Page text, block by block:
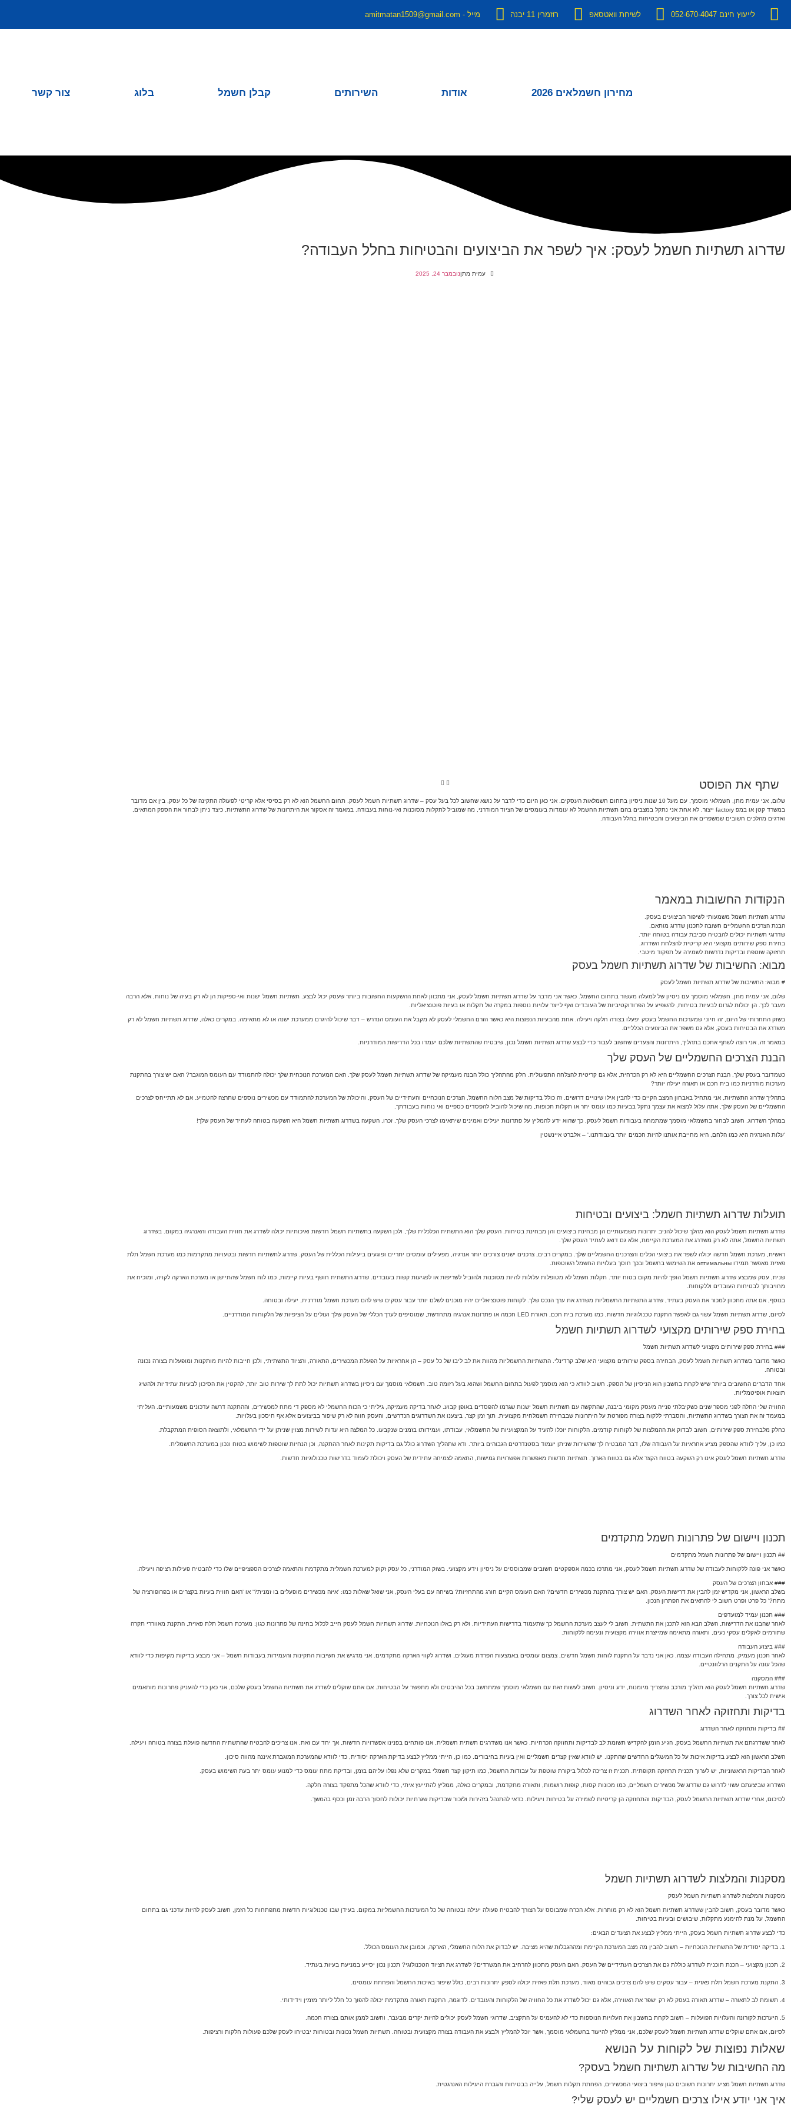
לייעוץ חינם 052-670-4047 לשיחת וואטסאפ רוזמרין 11 יבנה מייל - amitmatan1509@gmail.com
מחירון חשמלאים 2026 אודות השירותים קבלן חשמל בלוג צור קשר
שדרוג תשתיות חשמל לעסק: איך לשפר את הביצועים והבטיחות בחלל העבודה?
עמית מתןנובמבר 24, 2025
שתף את הפוסט
שלום, אני עמית מתן, חשמלאי מוסמך, עם מעל 10 שנות ניסיון בתחום חשמלאות העסקים. אני כאן היום כדי לדבר על נושא שחשוב לכל בעל עסק – שדרוג תשתיות חשמל לעסק. תחום החשמל הוא לא רק בסיסי אלא קריטי לפעולה התקינה של כל עסק, בין אם מדובר
במשרד קטן או במפ factory ייצור. לא אחת אני נתקל במצבים בהם תשתיות החשמל לא עומדות בעומסים של הציוד המודרני, מה שמוביל לתקלות מסוכנות ואי-נוחות בעבודה. במאמר זה אסקור את היתרונות של שדרוג התשתיות, כיצד ניתן לבחור את הספק המתאים,
ואדגים מהלכים חשובים שמשפרים את הביצועים והבטיחות בחלל העבודה.
הנקודות החשובות במאמר
שדרוג תשתיות חשמל משמעותי לשיפור הביצועים בעסק.
הבנת הצרכים החשמליים חשובה לתכנון שדרוג מותאם.
שדרוגי תשתיות יכולים להבטיח סביבת עבודה בטוחה יותר.
בחירת ספק שירותים מקצועי היא קריטית להצלחת השדרוג.
תחזוקה שוטפת ובדיקות נדרשות לשמירה על תפקוד מיטבי.
מבוא: החשיבות של שדרוג תשתיות חשמל בעסק
# מבוא: החשיבות של שדרוג תשתיות חשמל לעסק
שלום, אני עמית מתן, חשמלאי מוסמך עם ניסיון של למעלה מעשור בתחום החשמל. כאשר אני מדבר על שדרוג תשתיות חשמל לעסק, אני מתכוון לאחת ההשקעות החשובות ביותר שעסק יכול לבצע. תשתיות חשמל ישנות ואי-ספיקות הן לא רק בעיה של נוחות, אלא הרבה
מעבר לכך. הן יכולות לגרום לבעיות בטיחות, להשפיע על הפרודוקטיביות של העובדים ואף לייצר עלויות נוספות במקרה של תקלות או בעיות פוטנציאליות.
בשוק התחרותי של היום, זה חיוני שמערכות החשמל בעסק יפעלו בצורה חלקה ויעילה. אחת מהבעיות הנפוצות היא כאשר הזרם החשמלי לעסק לא מקבל את העומס הנדרש – דבר שיכול להיגרם ממערכת ישנה או לא מתאימה. במקרים כאלה, שדרוג תשתיות חשמל לא רק
משדרג את הבטיחות בעסק, אלא גם משפר את הביצועים הכלליים.
במאמר זה, אני רוצה לשתף אתכם בתהליך, היתרונות והצעדים שחשוב לעבור כדי לבצע שדרוג תשתיות חשמל נכון, שיבטיח שהתשתיות שלכם יעמדו בכל הדרישות המודרניות.
הבנת הצרכים החשמליים של העסק שלך
כשמדובר בעסק שלך, הבנת הצרכים החשמליים היא לא רק הכרחית, אלא גם קריטית להצלחה התפעולית. חלק מהתהליך כולל הבנה מעמיקה של שדרוג תשתיות חשמל לעסק שלך. האם המערכת הנוכחית שלך יכולה להתמודד עם העומס המוגבר? האם יש צורך בהתקנת
מערכות מודרניות כמו בית חכם או תאורה יעילה יותר?
בתהליך שדרוג התשתיות, אני מתחיל באבחון המצב הקיים כדי להבין אילו שינויים דרושים. זה כולל בדיקות של מצב הלוח החשמל, הצרכים הנוכחיים והעתידיים של העסק, והיכולת של המערכת להתמודד עם מכשירים נוספים שתרצה להטמיע. אם לא תתייחס לצרכים
החשמליים של העסק שלך, אתה עלול למצוא את עצמך נתקל בבעיות כמו עומס יתר או תקלות תכופות, מה שיכול להוביל להפסדים כספיים ואי נוחות בעבודתך.
במהלך השדרוג, חשוב לבחור בחשמלאי מוסמך שמתמחה בעבודות חשמל לעסק, כך שהוא ידע להמליץ על פתרונות יעילים ואמינים שיתאימו לצרכי העסק שלך. זכרו, השקעה בשדרוג תשתיות חשמל היא השקעה בטוחה לעתיד של העסק שלך!
'עלות האנרגיה היא כמו הלחם, היא מחייבת אותנו להיות חכמים יותר בעבודתנו.' – אלברט איינשטין
תועלות שדרוג תשתיות חשמל: ביצועים ובטיחות
שדרוג תשתיות חשמל לעסק הוא מהלך שיכול להניב יתרונות משמעותיים הן מבחינת ביצועים והן מבחינת בטיחות. העסק שלך הוא התשתית הכלכלית שלך, ולכן השקעה בתשתיות חשמל חדשות ואיכותיות יכולה לשדרג את חווית העבודה והאנרגיה במקום. בשדרוג
תשתיות החשמל, אתה לא רק משדרג את המערכת הקיימת, אלא גם דואג לעתיד העסק שלך.
ראשית, מערכת חשמל חדשה יכולה לשפר את ביצועי הכלים והצרכנים החשמליים שלך. במקרים רבים, צרכנים ישנים צורכים יותר אנרגיה, מפעילים עומסים יתריים ופוגעים ביעילות הכללית של העסק. שדרוג לתשתיות חדשות ובטעויות מתקדמות כמו מערכת חשמל תלת
פאזית מאפשר תמידו оптимальны את השימוש בחשמל ובכך חוסך בעלויות החשמל השוטפות.
שנית, עסק שמבצע שדרוג תשתיות חשמל הופך להיות מקום בטוח יותר. תקלות חשמל לא מטופלות עלולות להיות מסוכנות ולהוביל לשריפות או לפגיעות קשות בעובדים. שדרוג התשתית חושף בעיות קיימות, כמו לוח חשמל שהתיישן או מערכת הארקה לקויה, ומוכיח את
מחויבותך לבטיחות העובדים וללקוחות.
בנוסף, אם אתה מתכוון למכור את העסק בעתיד, שדרוג התשתיות החשמליות משדרג את ערך הנכס שלך. לקוחות פוטנציאליים יהיו מוכנים לשלם יותר עבור עסקים שיש להם מערכת חשמל מודרנית, יעילה ובטוחה.
לסיום, שדרוג תשתיות חשמל עשוי גם לאפשר התקנת טכנולוגיות חדשות, כמו מערכת בית חכם, תאורת LED חכמה או פתרונות אנרגיה מתחדשת, שמוסיפים לערך הכללי של העסק שלך ועולים על הציפיות של הלקוחות המודרניים.
בחירת ספק שירותים מקצועי לשדרוג תשתיות חשמל
### בחירת ספק שירותים מקצועי לשדרוג תשתיות חשמל
כאשר מדובר בשדרוג תשתיות חשמל לעסק, הבחירה בספק שירותים מקצועי היא שלב קרדינלי. התשתיות החשמליות מהוות את לב ליבו של כל עסק – הן אחראיות על הפעלת המכשירים, התאורה, והציוד התשתיתי, ולכן חייבות להיות מותקנות ומופעלות בצורה נכונה
ובטוחה.
אחד הדברים החשובים ביותר שיש לקחת בחשבון הוא הניסיון של הספק. חשוב לוודא כי הוא מוסמך לפעול בתחום החשמל ושהוא בעל רזומה טוב. חשמלאי מוסמך עם ניסיון בשדרוג תשתיות יכול לתת לך שירות טוב יותר, להקטין את הסיכון לבעיות עתידיות ולהשיג
תוצאות אופיטמליות.
החוויה שלי החלה לפני מספר שנים כשקיבלתי פנייה מעסק מקומי ביבנה, שהתקשה עם תשתיות חשמל ישנות שגרמו להפסדים באופן קבוע. לאחר בדיקה מעמיקה, גיליתי כי הכוח החשמלי לא מספק די מתח למכשירים, וההתקנה דרשה עדכונים משמעותיים. העליתי
במעמד זה את הצורך בשדרוג התשתיות, והסברתי ללקוח בצורה מפורטת על היתרונות שבבחירה חשמלחית מקצועית. תוך זמן קצר, ביצענו את השדרוגים הנדרשים, והעסק חווה לא רק שיפור בביצועים אלא אף חיסכון בעלויות.
כחלק מלבחירת ספק שירותים, חשוב לבדוק את ההמלצות של לקוחות קודמים. הלקוחות יוכלו להעיד על המקצועיות של החשמלאי, עבודתו, ועמידותו בזמנים שנקבעו. כל המלצה היא עדות לשירות מצוין שניתן על ידי החשמלאי, ולתוצאה הסופית המתקבלת.
כמו כן, עליך לוודא שהספק מציע אחראיות על העבודה שלו, דבר המבטיח לך שהשירות שניתן יעמוד בסטנדרטים הגבוהים ביותר. ודא שתהליך השדרוג כולל גם בדיקות תקינות לאחר ההתקנה, וכן הנחיות שוטפות לשימוש בטוח ונכון במערכת החשמלית.
שדרוג תשתיות חשמל לעסק אינו רק השקעה בטווח הקצר אלא גם בטווח הארוך. תשתיות חדשות מאפשרות אפשרויות גמישות, התאמה לצמיחה עתידית של העסק ויכולת לעמוד בדרישות טכנולוגיות חדשות.
תכנון ויישום של פתרונות חשמל מתקדמים
## תכנון ויישום של פתרונות חשמל מתקדמים
כאשר אני פונה ללקוחות לעבודה של שדרוג תשתיות חשמל לעסק, אני מתרכז בכמה אספקטים חשובים שמבוססים על ניסיון וידע מקצועי. בשוק המודרני, כל עסק זקוק למערכת חשמלית מתקדמת והתאמה לצרכים הספציפיים שלו כדי להבטיח פעילות רציפה ויעילה.
### אבחון הצרכים של העסק
בשלב הראשון, אני מקדיש זמן להבין את דרישות העסק. האם יש צורך בהתקנת מכשירים חדשים? האם העומס הקיים חורג מהתחזיות? בשיחה עם בעלי העסק, אני שואל שאלות כמו: 'איזה מכשירים מופעלים בו זמנית?' או 'האם חווית בעיות בקצרים או בפרופורציה של
מתח?' כל פרט ופרט חשוב לי להתאים את הפתרון הנכון.
### תכנון עמיד למועדפים
לאחר שהבנו את הדרישות, השלב הבא הוא לתכנן את התשתית. חשוב לי לעצב מערכת החשמל כך שתעמוד בדרישות העתידיות, ולא רק באלו הנוכחיות. שדרוג תשתיות חשמל לעסק חייב לכלול בחינה של פתרונות כגון: מערכת חשמל תלת פאזית, התקנת מאווררי תקרה
שתורמים לאקלים עסקי נעים, ותאורה מתאימה שמייצרת אווירה מקצועית ונעימה ללקוחות.
### ביצוע העבודה
לאחר תכנון מעמיק, מתחילה העבודה עצמה. כאן אני נדבר על התקנת לוחות חשמל חדשים, צמצום עומסים באמצעות הפרדת מעגלים, ושדרוג לקווי הארקה מתקדמים. אני מדגיש את חשיבות התקינות והעמידות בעבודות חשמל – אני מבצע בדיקות מקיפות כדי לוודא
שהכל עונה על התקנים הרלוונטיים.
### המסקנה
שדרוג תשתיות חשמל לעסק הוא תהליך מורכב שמצריך מיומנות, ידע וניסיון. חשוב לעשות זאת עם חשמלאי מוסמך שמתחשב בכל ההיבטים ולא מתפשר על הבטיחות. אם אתם שוקלים לשדרג את תשתיות החשמל בעסק שלכם, אני כאן כדי להעניק פתרונות מותאמים
אישית לכל צורך.
בדיקות ותחזוקה לאחר השדרוג
## בדיקות ותחזוקה לאחר השדרוג
לאחר ששדרגתם את תשתיות החשמל בעסק, הגיע הזמן להקדיש תשומת לב לבדיקות ותחזוקה הכרחיות. כאשר אנו משדרגים תשתית חשמלית, אנו פותחים בפנינו אפשרויות חדשות, אך יחד עם זאת, אנו צריכים להבטיח שהתשתית החדשה פועלת בצורה בטוחה ויעילה.
השלב הראשון הוא לבצע בדיקות איכות על כל המעגלים החדשים שהתקנו. יש לוודא שאין קצרים חשמליים ואין בעיות בחיבורים. כמו כן, הייתי ממליץ לבצע בדיקת הארקה יסודית, כדי לוודא שהמערכת המוגברת איננה מהווה סיכון.
לאחר הבדיקות הראשוניות, יש לערוך תכנית תחזוקה תקופתית. תכנית זו צריכה לכלול ביקורת שוטפת על עבודות החשמל, כמו תיקון קצר חשמלי במקרים שלא נפלו עליהם בזמן, ובדיקת מתח עומס כדי למנוע עומס יתר בעת השימוש בעסק.
השדרוג שביצעתם עשוי לדרוש גם שדרוג של מכשירים חשמליים, כמו מכונות קסות, קופות רושמות, ותאורה מתקדמת, ובמקרים כאלה, ממליץ להתייעץ איתי, כדי לוודא שהכל מתפקד בצורה חלקה.
לסיכום, אחרי שדרוג תשתיות החשמל לעסק, הבדיקות והתחזוקה הן קריטיות לשמירה על בטיחות ויעילות. כדאי להתנהל בזהירות ולזכור שבדיקות שגרתיות יכולות לחסוך הרבה זמן וכסף בהמשך.
מסקנות והמלצות לשדרוג תשתיות חשמל
מסקנות והמלצות לשדרוג תשתיות חשמל לעסק
כאשר מדובר בעסק, חשוב להבין ששדרוג תשתיות חשמל הוא לא רק מותרות, אלא הכרח שמבוסס על הצורך להבטיח פעולה יעילה ובטוחה של כל המערכות החשמליות במקום. בעידן שבו טכנולוגיות חדשות מתפתחות כל הזמן, חשוב לעסק להיות עדכני גם בתחום
החשמל, על מנת להימנע מתקלות, שיבושים ובעיות בטיחות.
כדי לבצע שדרוג תשתיות חשמל בעסק, הייתי ממליץ לבצע את הצעדים הבאים:
1. בדיקה יסודית של התשתיות הנוכחיות – חשוב להבין מה מצב המערכת הקיימת ומההגבלות שהיא מציבה. יש לבדוק את הלוח החשמלי, הארקה, וכמובן את העומס הכולל.
2. תכנון מקצועי – הכנת תוכנית לשדרוג כוללת גם את הצרכים העתידיים של העסק. האם העסק מתכוון להרחיב את המשרדים? לשדרג את הציוד הטכנולוגי? תכנון נכון יסייע במניעת בעיות בעתיד.
3. התקנת מערכת חשמל תלת פאזית – עבור עסקים שיש להם צרכים גבוהים מאוד, מערכת תלת פאזית יכולה לספק יתרונות רבים, כולל שיפור באיכות החשמל והפחתת עומסים.
4. תשומת לב לתאורה – שדרוג תאורה בעסק לא רק ישפר את האווירה, אלא גם יכול לשדרג את כל החוויה של הלקוחות והעובדים. לדוגמה, התקנת תאורה מתקדמת יכולה להפוך כל חלל ליותר מזמין וידידותי.
5. היערכות לקורונה והעלויות הפועלות – חשוב לקחת בחשבון את העלויות הנוספות כדי לא להעמיס על התקציב. שדרוגי חשמל לעסק יכולים להיות יקרים מבעבר, וחשוב לממן אותם בצורה חכמה.
לסיום, אם אתם שוקלים שדרוג תשתיות חשמל לעסק שלכם, אני ממליץ להיעזר בחשמלאי מוסמך, אשר יוכל להמליץ ולבצע את העבודה בצורה מקצועית ובטוחה. תשתיות חשמל נכונות ובטוחות יבטיחו לעסק שלכם פעולות חלקות ורציפות.
שאלות נפוצות של לקוחות על הנושא
מה החשיבות של שדרוג תשתיות חשמל בעסק?
שדרוג תשתיות חשמל מציע יתרונות חשובים כגון שיפור ביצועי המכשירים, הפחתת תקלות חשמל, עלייה בבטיחות והגברת היעילות האנרגטית.
איך אני יודע אילו צרכים חשמליים יש לעסק שלי?